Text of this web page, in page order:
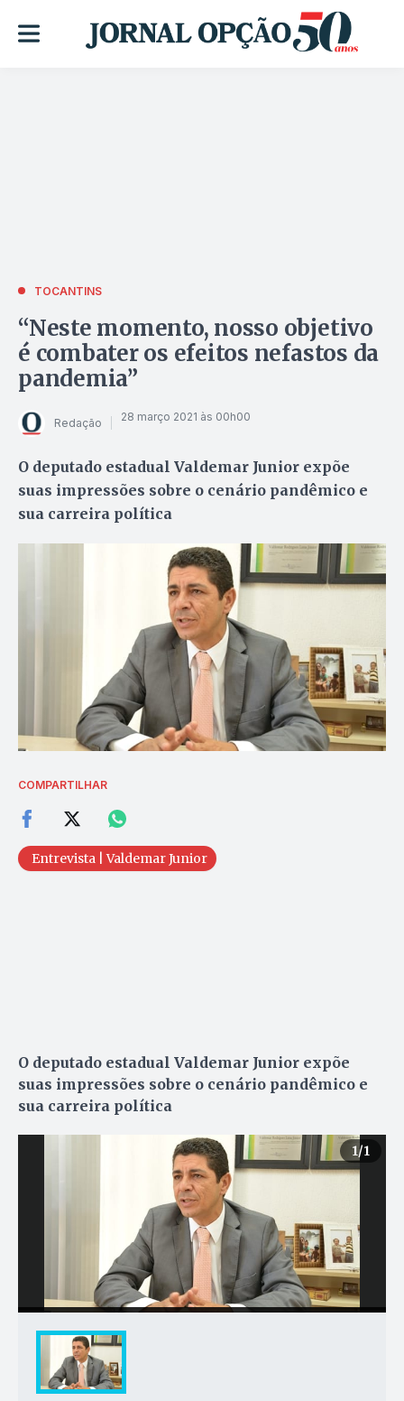
TOCANTINS
“Neste momento, nosso objetivo
é combater os efeitos nefastos da
pandemia”
Redação 28 março 2021 às 00h00
O deputado estadual Valdemar Junior expõe
suas impressões sobre o cenário pandêmico e
sua carreira política
COMPARTILHAR
Entrevista | Valdemar Junior
O deputado estadual Valdemar Junior expõe
suas impressões sobre o cenário pandêmico e
sua carreira política
1/1